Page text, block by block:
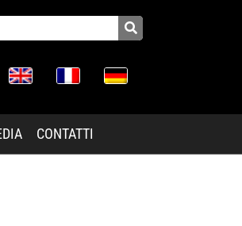
CONTATTI